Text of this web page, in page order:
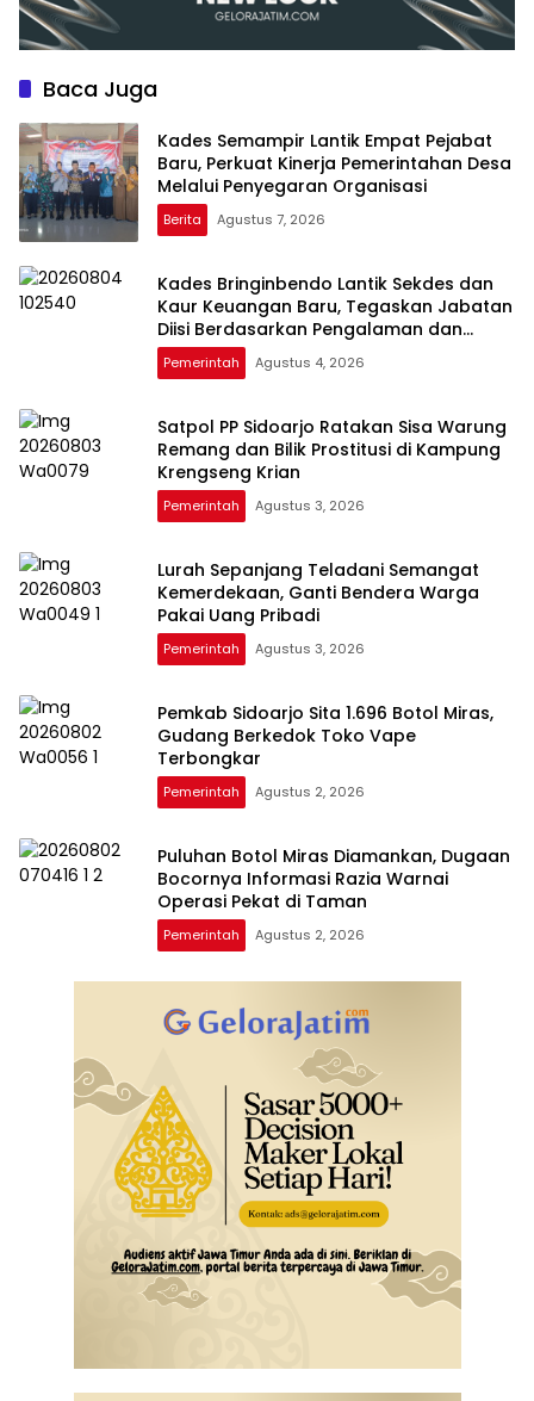
Baca Juga
Kades Semampir Lantik Empat Pejabat
Baru, Perkuat Kinerja Pemerintahan Desa
Melalui Penyegaran Organisasi
Berita Agustus 7, 2026
Kades Bringinbendo Lantik Sekdes dan
Kaur Keuangan Baru, Tegaskan Jabatan
Diisi Berdasarkan Pengalaman dan
Kompetensi
Pemerintah Agustus 4, 2026
Satpol PP Sidoarjo Ratakan Sisa Warung
Remang dan Bilik Prostitusi di Kampung
Krengseng Krian
Pemerintah Agustus 3, 2026
Lurah Sepanjang Teladani Semangat
Kemerdekaan, Ganti Bendera Warga
Pakai Uang Pribadi
Pemerintah Agustus 3, 2026
Pemkab Sidoarjo Sita 1.696 Botol Miras,
Gudang Berkedok Toko Vape
Terbongkar
Pemerintah Agustus 2, 2026
Puluhan Botol Miras Diamankan, Dugaan
Bocornya Informasi Razia Warnai
Operasi Pekat di Taman
Pemerintah Agustus 2, 2026